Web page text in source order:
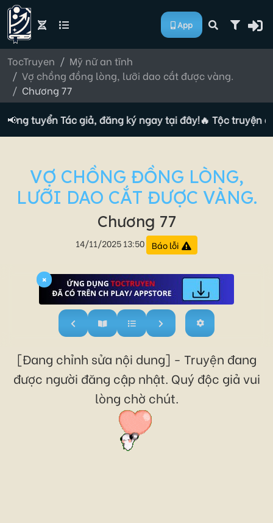
App
TocTruyen
Mỹ nữ an tĩnh
Vợ chồng đồng lòng, lưỡi dao cắt được vàng.
Chương 77
📢 tuyển Tác giả, đăng ký ngay tại đây!🔥 Tộc truyện
VỢ CHỒNG ĐỒNG LÒNG,
LƯỠI DAO CẮT ĐƯỢC VÀNG.
Chương 77
14/11/2025 13:50 Báo lỗi
×
[Đang chỉnh sửa nội dung] - Truyện đang
được người đăng cập nhật. Quý độc giả vui
lòng chờ chút.